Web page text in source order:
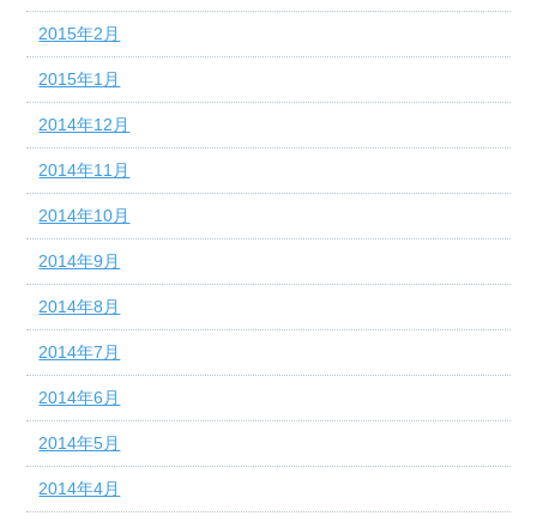
2015年2月
2015年1月
2014年12月
2014年11月
2014年10月
2014年9月
2014年8月
2014年7月
2014年6月
2014年5月
2014年4月